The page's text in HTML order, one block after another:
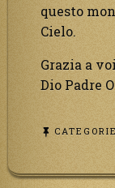
questo
Cielo.
Grazia a
Dio Padre
CATEGORIE